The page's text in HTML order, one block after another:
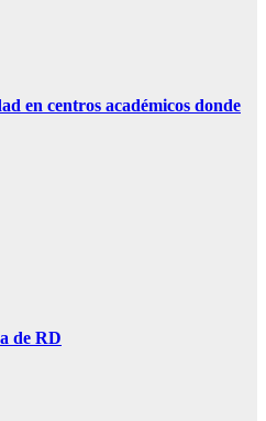
en centros académicos donde
de RD